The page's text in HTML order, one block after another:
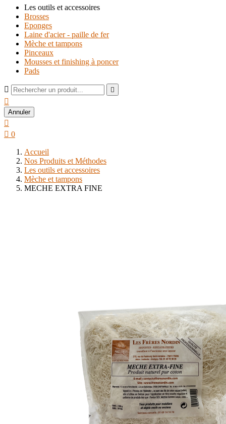
Les outils et accessoires
Brosses
Eponges
Laine d'acier - paille de fer
Mèche et tampons
Pinceaux
Mousses et finishing à poncer
Pads
 

Annuler

 0
Accueil
Nos Produits et Méthodes
Les outils et accessoires
Mèche et tampons
MECHE EXTRA FINE